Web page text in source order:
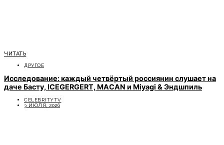
ЧИТАТЬ
ДРУГОЕ
Исследование: каждый четвёртый россиянин слушает на
даче Басту, ICEGERGERT, MACAN и Miyagi & Эндшпиль
CELEBRITYTV
3 ИЮЛЯ, 2026